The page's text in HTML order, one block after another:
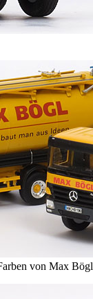
von Max Bögl